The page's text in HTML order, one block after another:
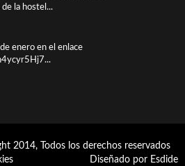
la hostel...
enero en el enlace
2014, Todos los derechos reservados
Diseñado por Esdide